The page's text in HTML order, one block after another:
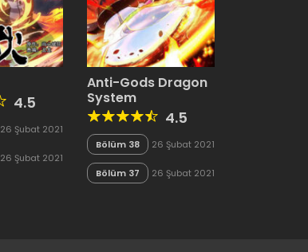
4.5
26 Şubat 2021
26 Şubat 2021
Anti-Gods Dragon
System
4.5
Bölüm 38 26 Şubat 2021
Bölüm 37 26 Şubat 2021